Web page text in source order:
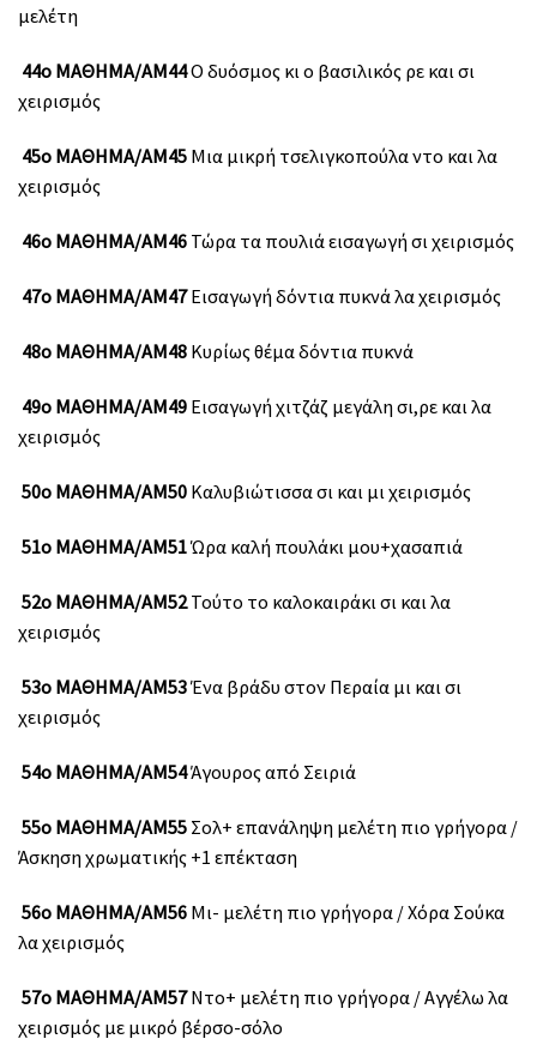
μελέτη
44ο ΜΑΘΗΜΑ/ΑΜ44Ο δυόσμος κι ο βασιλικός ρε και σι
χειρισμός
45ο ΜΑΘΗΜΑ/ΑΜ45 Μια μικρή τσελιγκοπούλα ντο και λα
χειρισμός
46ο ΜΑΘΗΜΑ/ΑΜ46 Τώρα τα πουλιά εισαγωγή σι χειρισμός
47ο ΜΑΘΗΜΑ/ΑΜ47Εισαγωγή δόντια πυκνά λα χειρισμός
48ο ΜΑΘΗΜΑ/ΑΜ48 Κυρίως θέμα δόντια πυκνά
49ο ΜΑΘΗΜΑ/ΑΜ49 Εισαγωγή χιτζάζ μεγάλη σι,ρε και λα
χειρισμός
50ο ΜΑΘΗΜΑ/ΑΜ50 Καλυβιώτισσα σι και μι χειρισμός
51ο ΜΑΘΗΜΑ/ΑΜ51Ώρα καλή πουλάκι μου+χασαπιά
52ο ΜΑΘΗΜΑ/ΑΜ52Τούτο το καλοκαιράκι σι και λα
χειρισμός
53ο ΜΑΘΗΜΑ/ΑΜ53Ένα βράδυ στον Περαία μι και σι
χειρισμός
54ο ΜΑΘΗΜΑ/ΑΜ54Άγουρος από Σειριά
55ο ΜΑΘΗΜΑ/ΑΜ55 Σολ+ επανάληψη μελέτη πιο γρήγορα /
Άσκηση χρωματικής +1 επέκταση
56ο ΜΑΘΗΜΑ/ΑΜ56 Μι- μελέτη πιο γρήγορα / Χόρα Σούκα
λα χειρισμός
57ο ΜΑΘΗΜΑ/ΑΜ57Ντο+ μελέτη πιο γρήγορα / Αγγέλω λα
χειρισμός με μικρό βέρσο-σόλο